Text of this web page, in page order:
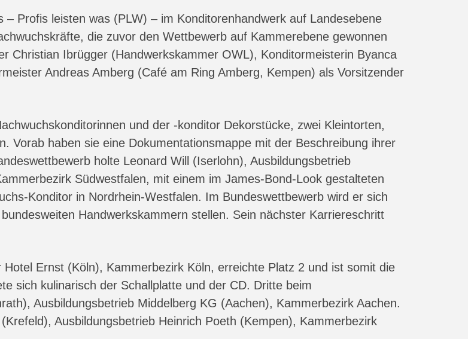
Profis leisten was (PLW) – im Konditorenhandwerk auf Landesebene
die zuvor den Wettbewerb auf Kammerebene gewonnen
Christian Ibrügger (Handwerkskammer OWL), Konditormeisterin Byanca
Andreas Amberg (Café am Ring Amberg, Kempen) als Vorsitzender
und der -konditor Dekorstücke, zwei Kleintorten,
Vorab haben sie eine Dokumentationsmappe mit der Beschreibung ihrer
holte Leonard Will (Iserlohn), Ausbildungsbetrieb
Südwestfalen, mit einem im James-Bond-Look gestalteten
Konditor in Nordrhein-Westfalen. Im Bundeswettbewerb wird er sich
Handwerkskammern stellen. Sein nächster Karriereschritt
Ernst (Köln), Kammerbezirk Köln, erreichte Platz 2 und ist somit die
sich kulinarisch der Schallplatte und der CD. Dritte beim
Ausbildungsbetrieb Middelberg KG (Aachen), Kammerbezirk Aachen.
Ausbildungsbetrieb Heinrich Poeth (Kempen), Kammerbezirk